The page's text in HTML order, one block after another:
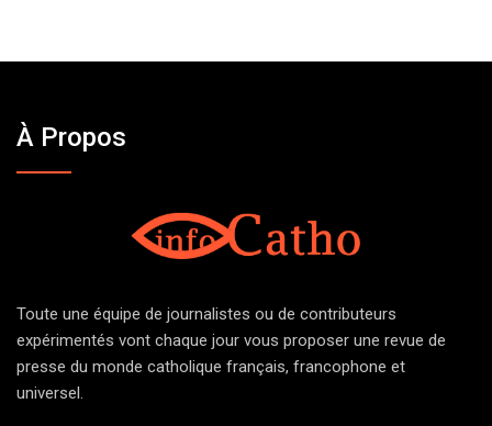
À Propos
Toute une équipe de journalistes ou de contributeurs
expérimentés vont chaque jour vous proposer une revue de
presse du monde catholique français, francophone et
universel.